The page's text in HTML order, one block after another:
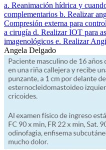
a. Reanimación hídrica y
complementarios b. Realizar
Compresión externa para
a cirugía d. Realizar IOT para
imagenológicos e. Realizar
Angela Delgado